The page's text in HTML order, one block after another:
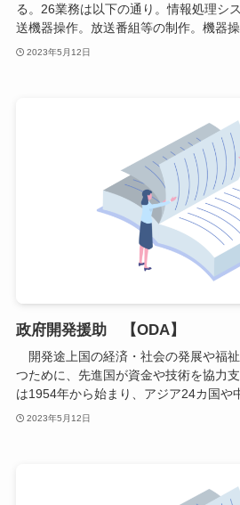
る。26業務は以下の通り。情報処理シ
送機器操作。放送番組等の制作。機器操
2023年5月12日
政府開発援助 【ODA】
開発途上国の経済・社会の発展や福
つために、先進国が資金や技術を協力
は1954年から始まり、アジア24カ国や
2023年5月12日